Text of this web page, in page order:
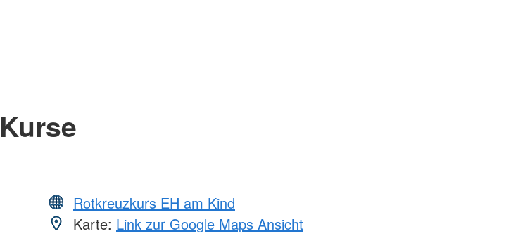
Kurse
Rotkreuzkurs EH am Kind
Karte: Link zur Google Maps Ansicht